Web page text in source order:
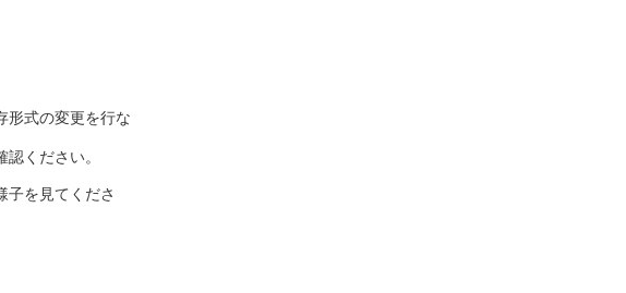
形式の変更を行な
ください。
子を見てくださ